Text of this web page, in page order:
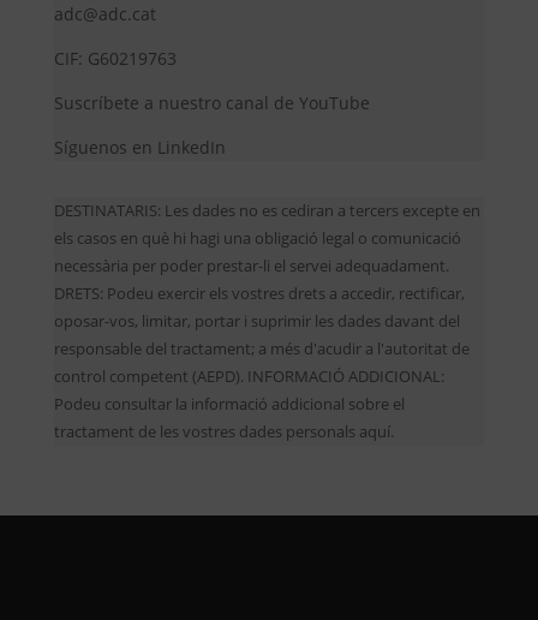
adc@adc.cat
CIF: G60219763
Suscríbete a nuestro canal de YouTube
Síguenos en LinkedIn
DESTINATARIS: Les dades no es cediran a tercers excepte en
els casos en què hi hagi una obligació legal o comunicació
necessària per poder prestar-li el servei adequadament.
DRETS: Podeu exercir els vostres drets a accedir, rectificar,
oposar-vos, limitar, portar i suprimir les dades davant del
responsable del tractament; a més d'acudir a l'autoritat de
control competent (AEPD). INFORMACIÓ ADDICIONAL:
Podeu consultar la informació addicional sobre el
tractament de les vostres dades personals aquí.